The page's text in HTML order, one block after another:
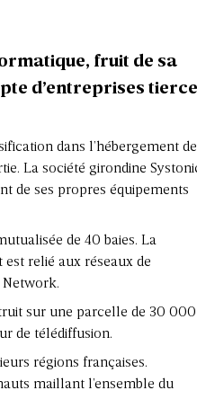
fruit de sa
d’entreprises
dans l’hébergement de
La société girondine
de ses propres équipements
de 40 baies. La
relié aux réseaux de
Network.
sur une parcelle de 30 000
de télédiffusion.
régions françaises.
maillant l’ensemble du